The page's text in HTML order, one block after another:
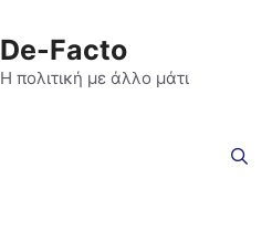
De-Facto
Η πολιτική με άλλο μάτι